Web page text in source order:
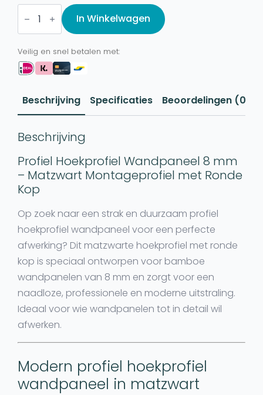
Montageprofiel
Hoekprofiel
8mm
Mat
Zwart
aantal
In Winkelwagen
Veilig en snel betalen met:
Beschrijving Specificaties Beoordelingen (0)
Beschrijving
Profiel Hoekprofiel Wandpaneel 8 mm
– Matzwart Montageprofiel met Ronde
Kop
Op zoek naar een strak en duurzaam profiel
hoekprofiel wandpaneel voor een perfecte
afwerking? Dit matzwarte hoekprofiel met ronde
kop is speciaal ontworpen voor bamboe
wandpanelen van 8 mm en zorgt voor een
naadloze, professionele en moderne uitstraling.
Ideaal voor wie wandpanelen tot in detail wil
afwerken.
Modern profiel hoekprofiel
wandpaneel in matzwart